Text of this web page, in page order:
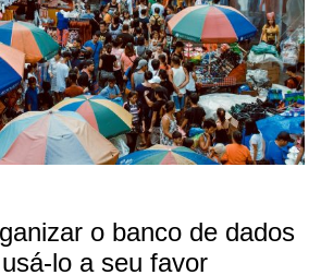
o banco de dados
lo a seu favor